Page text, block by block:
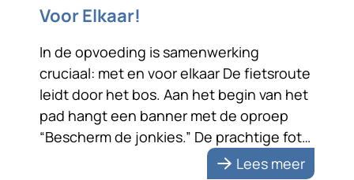
Voor Elkaar!
In de opvoeding is samenwerking
cruciaal: met en voor elkaar De fietsroute
leidt door het bos. Aan het begin van het
pad hangt een banner met de oproep
“Bescherm de jonkies.” De prachtige foto
van een reekalfje met zijn moederLees meer